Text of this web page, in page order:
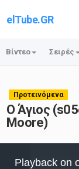
elTube.GR
Βίντεο Σειρές
Προτεινόμενα
Ο Άγιος
Moore)
Playback on